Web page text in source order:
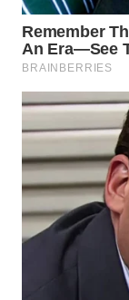
PAKPAK
WN
KARAWANG
WN
WN
BOGOR
WN